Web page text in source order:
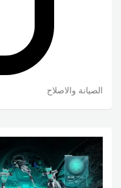
الصيانة والاصلاح